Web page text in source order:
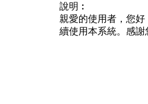
說明︰
親愛的使用者，您
續使用本系統。感謝